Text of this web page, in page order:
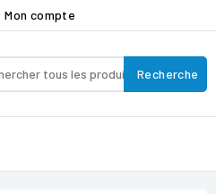
Mon compte
Recherche